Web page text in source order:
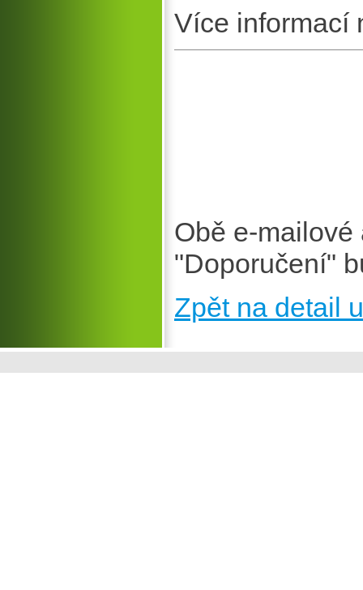
Více informací
Obě e-
"Doporučení"
Zpět na detail